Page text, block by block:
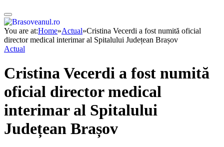
You are at:Home»Actual»Cristina Vecerdi a fost numită oficial
director medical interimar al Spitalului Județean Brașov
Actual
Cristina Vecerdi a fost numită
oficial director medical
interimar al Spitalului
Județean Brașov